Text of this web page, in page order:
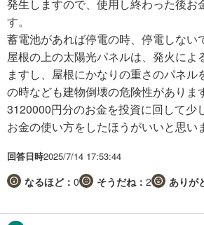
発生しますので、使用し終わった後お
す。
蓄電池があれば停電の時、停電しない
屋根の上の太陽光パネルは、発火によ
ますし、屋根にかなりの重さのパネル
の時なども建物倒壊の危険性がありま
3120000円分のお金を投資に回して少
お金の使い方をしたほうがいいと思い
回答日時2025/7/14 17:53:44
なるほど： 0 そうだね： 2 ありが